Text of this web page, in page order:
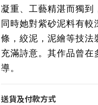
凝重、工藝精湛而獨到
同時她對紫砂泥料有
條，絞泥，泥繪等技法
充滿詩意。其作品曾在
導。
送貨及付款方式